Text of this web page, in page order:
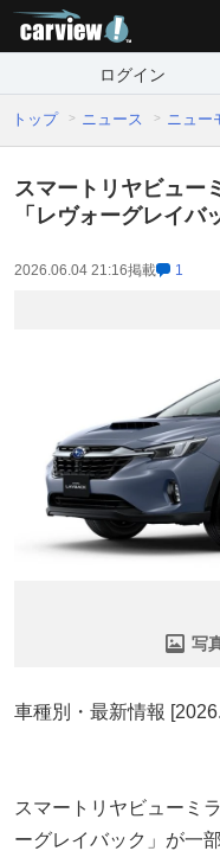
ログイン
トップ ニュース ニュー
スマートリヤビュー
「レヴォーグレイバ
2026.06.04 21:16掲載 1
写
車種別・最新情報
スマートリヤビューミ
ーグレイバック」が一